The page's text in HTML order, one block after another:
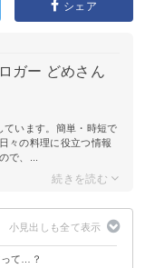
シェア
ガー どめさん
ています。簡単・時短で
々の料理に役立つ情報
で、...
って…？